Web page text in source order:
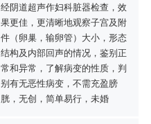
经阴道超声作妇科脏器检查，效
果更佳，更清晰地观察子宫及附
件（卵巢，输卵管）大小，形态
结构及内部回声的情况，鉴别正
常和异常，了解病变的性质，判
别有无恶性病变，不需充盈膀
胱，无创，简单易行，未婚